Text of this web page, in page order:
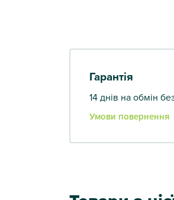
Гарантія
14 днів на обмін
Умови повернення